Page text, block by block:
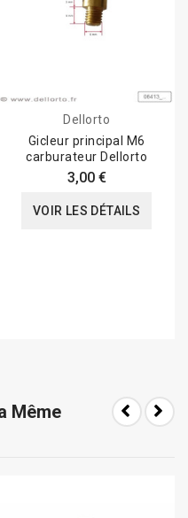
Dellorto
Gicleur principal M6
carburateur Dellorto
3,00 €
VOIR LES DÉTAILS
Même